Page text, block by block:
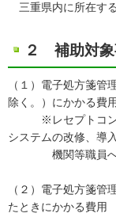
三重県内に所在す
２ 補助対象
（１）電子処方箋管
除く。）にかかる費用
※レセプトコンピ
システムの改修、導
機関等職員への
（２）電子処方箋管
たときにかかる費用